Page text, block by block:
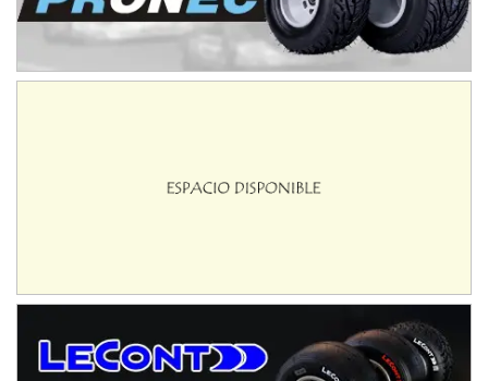
ENTRERRIANO - F6 (POSTERGADA)
Parque de la Velocidad (Asfalto)
Juventud Unida (Tierra)
NORESTE SANTAFESINO - F6
Ciudad de Avellaneda (Asfalto)